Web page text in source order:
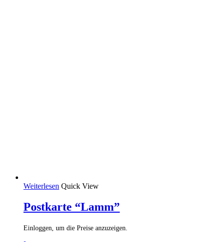
Weiterlesen Quick View
Postkarte “Lamm”
Einloggen, um die Preise anzuzeigen.